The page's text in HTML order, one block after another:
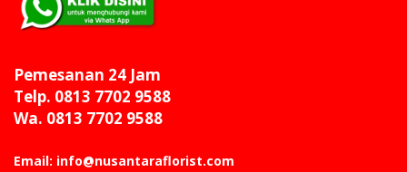
Pemesanan 24 Jam
Telp. 0813 7702 9588
Wa. 0813 7702 9588
Email: info@nusantaraflorist.com